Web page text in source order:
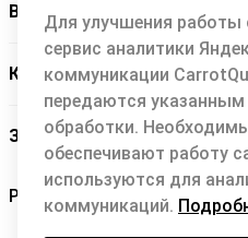
Backit
Кэшбэк-сервис
Заботимся о вас
Для улучшения работы
сервис аналитики
коммуникации
передаются
обработки.
обеспечивают работу
используются для
коммуникаций.